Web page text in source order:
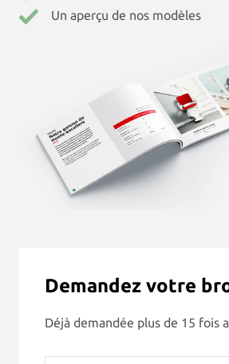
Un aperçu de nos modèles
Demandez votre
Déjà demandée plus de 15 fois